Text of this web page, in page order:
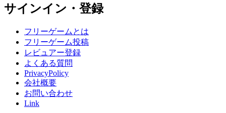
サインイン・登録
フリーゲームとは
フリーゲーム投稿
レビュアー登録
よくある質問
PrivacyPolicy
会社概要
お問い合わせ
Link